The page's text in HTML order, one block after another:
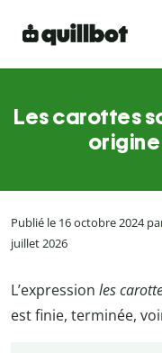
Les carottes
origine
Publié le 16 octobre 2024
juillet 2026
L’expression les
est finie, terminée,